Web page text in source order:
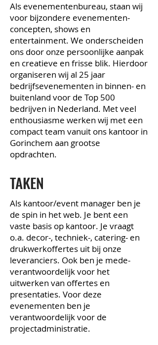
Als evenementenbureau, staan wij
voor bijzondere evenementen-
concepten, shows en
entertainment. We onderscheiden
ons door onze persoonlijke aanpak
en creatieve en frisse blik. Hierdoor
organiseren wij al 25 jaar
bedrijfsevenementen in binnen- en
buitenland voor de Top 500
bedrijven in Nederland. Met veel
enthousiasme werken wij met een
compact team vanuit ons kantoor in
Gorinchem aan grootse
opdrachten.
TAKEN
Als kantoor/event manager ben je
de spin in het web. Je bent een
vaste basis op kantoor. Je vraagt
o.a. decor-, techniek-, catering- en
drukwerkoffertes uit bij onze
leveranciers. Ook ben je mede-
verantwoordelijk voor het
uitwerken van offertes en
presentaties. Voor deze
evenementen ben je
verantwoordelijk voor de
projectadministratie.